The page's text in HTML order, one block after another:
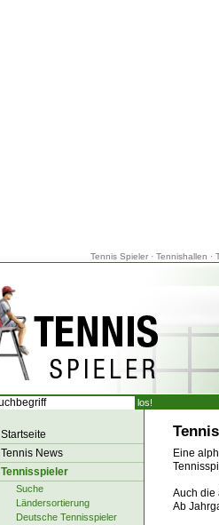
Tennis Spieler· Tennishallen ·
Eine
Auch die
Ab
Startseite
Tennis News
Tennisspieler
Suche
Ländersortierung
Deutsche Tennisspieler
los!